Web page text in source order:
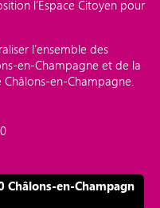
l’Espace Citoyen pour
l’ensemble des
en-Champagne et de la
en-Champagne.
Châlons-en-Champagn